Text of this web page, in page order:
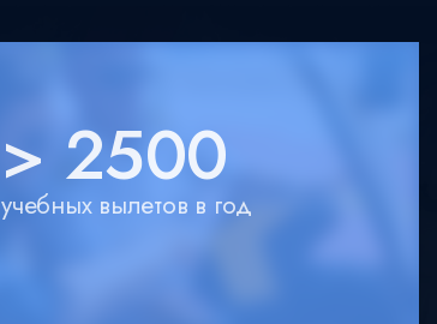
> 2500
учебных вылетов в год